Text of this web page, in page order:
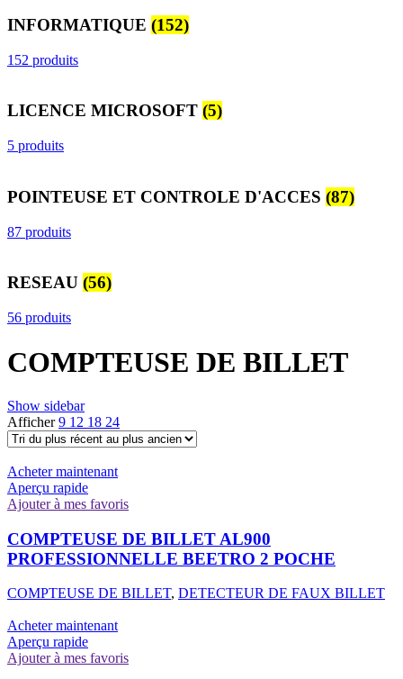
INFORMATIQUE (152)
152 produits
LICENCE MICROSOFT (5)
5 produits
POINTEUSE ET CONTROLE D'ACCES (87)
87 produits
RESEAU (56)
56 produits
COMPTEUSE DE BILLET
Show sidebar
Afficher9 12 18 24
Acheter maintenant
Aperçu rapide
Ajouter à mes favoris
COMPTEUSE DE BILLET AL900
PROFESSIONNELLE BEETRO 2 POCHE
COMPTEUSE DE BILLET, DETECTEUR DE FAUX BILLET
Acheter maintenant
Aperçu rapide
Ajouter à mes favoris